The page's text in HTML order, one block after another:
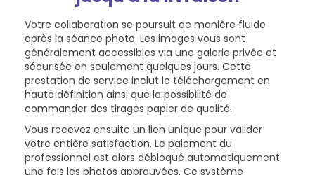
Votre collaboration se poursuit de manière fluide
après la séance photo. Les images vous sont
généralement accessibles via une galerie privée et
sécurisée en seulement quelques jours. Cette
prestation de service inclut le téléchargement en
haute définition ainsi que la possibilité de
commander des tirages papier de qualité.
Vous recevez ensuite un lien unique pour valider
votre entière satisfaction. Le paiement du
professionnel est alors débloqué automatiquement
une fois les photos approuvées. Ce système